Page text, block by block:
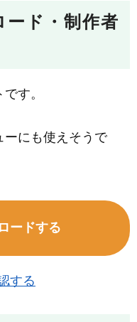
ド・制作者
す。
ーにも使えそうで
ードする
する